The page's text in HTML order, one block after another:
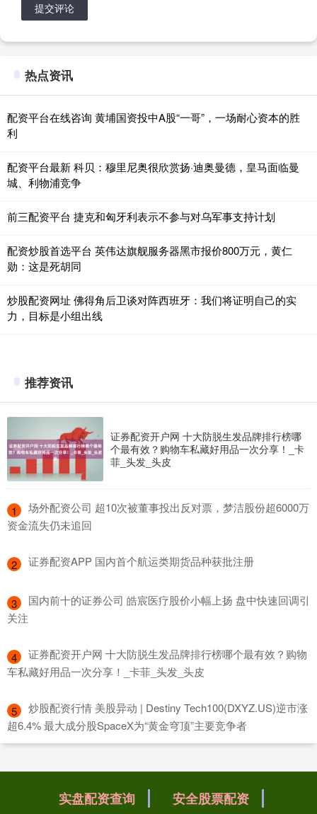
提交评论
热点资讯
配资平台在线咨询 黄埔国资投中A股“一哥”，一场耐心资本的胜
利
配资平台最新 科贝：穆里尼奥很欣赏扬·迪奥曼德，皇马面临曼
城、利物浦竞争
前三配资平台 捷克和匈牙利表示不参与对乌军事支持计划
配资炒股首选平台 英伟达旗舰服务器黑市报价800万元，黄仁
勋：这是死胡同
炒股配资网址 佛得角后卫谈对阵西班牙：我们将证明自己的实
力，目标是小组出线
推荐资讯
证券配资开户网 十大防脱生发品牌排行榜哪
个最有效？购物车私藏好用品一次分享！_卡
菲_头发_头皮
1
​场外配资公司 超10次被董事投出反对票，梦洁股份超6000万
资金流失仍未追回
2 ​证券配资APP 国内首个航运类期货品种获批注册
3
​国内前十的证券公司 皓宸医疗股价小幅上扬 盘中快速回调引
关注
4
​证券配资开户网 十大防脱生发品牌排行榜哪个最有效？购物
车私藏好用品一次分享！_卡菲_头发_头皮
5
​炒股配资行情 美股异动 | Destiny Tech100(DXYZ.US)逆市涨
超6.4% 最大成分股SpaceX为“黄金穹顶”主要竞争者
实盘配资查询 安全股票配资